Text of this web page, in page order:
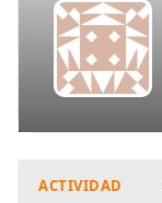
ACTIVIDAD